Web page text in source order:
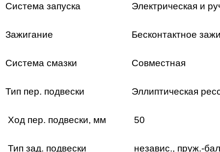
Система запуска Электрическая и
Зажигание Бесконтактное
Система смазки Совместная
Тип пер. подвески Эллиптическая
Ход пер. подвески, мм 50
Тип зад. подвески независ., пруж.-